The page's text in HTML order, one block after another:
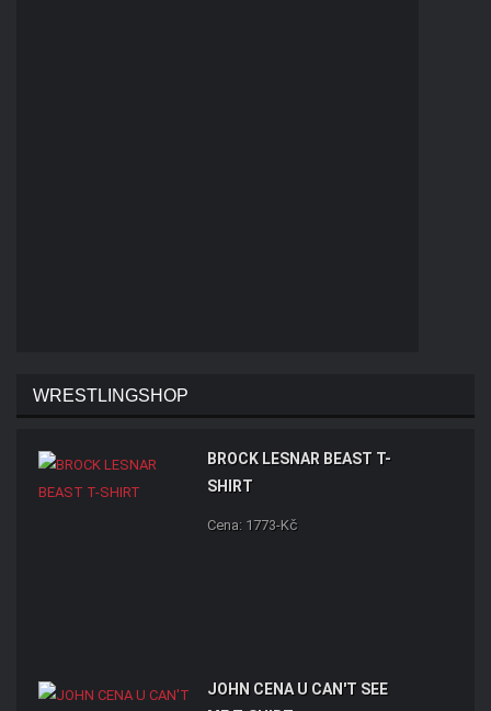
WRESTLINGSHOP
BROCK LESNAR BEAST T-
SHIRT
Cena: 1773-Kč
JOHN CENA U CAN'T SEE